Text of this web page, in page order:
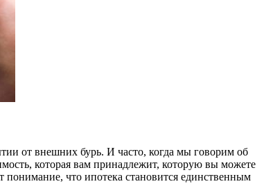
от внешних бурь. И часто, когда мы говорим об
которая вам принадлежит, которую вы можете
понимание, что ипотека становится единственным